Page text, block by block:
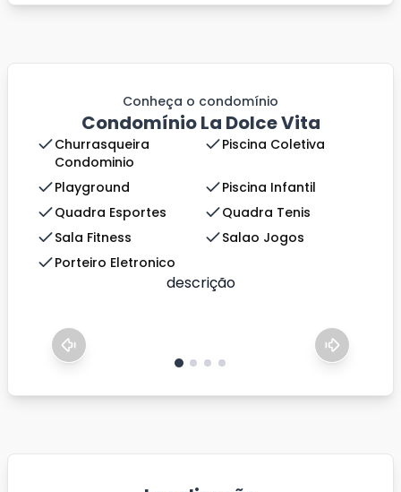
Conheça o condomínio
Condomínio La Dolce Vita
Churrasqueira
Condominio
Piscina Coletiva
Playground
Piscina Infantil
Quadra Esportes
Quadra Tenis
Sala Fitness
Salao Jogos
Porteiro Eletronico
descrição